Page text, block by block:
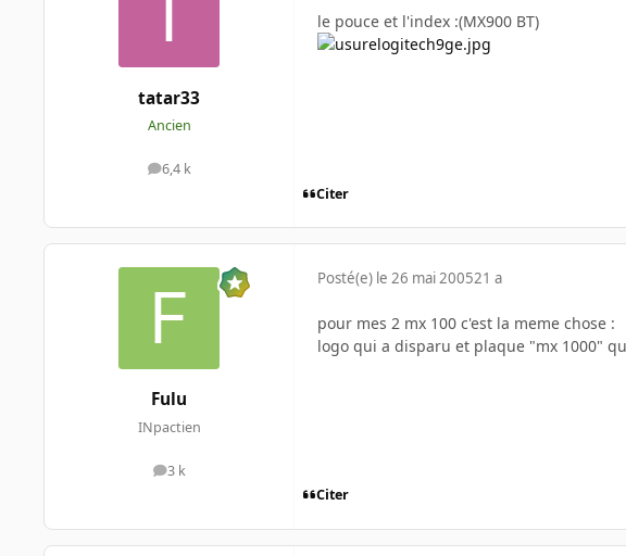
tatar33
Ancien
6,4 k
messages
le pouce et l'index :(MX900 BT)
Citer
Fulu
INpactien
3 k
messages
Posté(e) le 26 mai 200521 a
pour mes 2 mx 100 c'est la meme chose :
logo qui a disparu et plaque "mx 1000"
Citer